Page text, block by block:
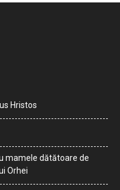
Hristos
mamele dătătoare de
Orhei